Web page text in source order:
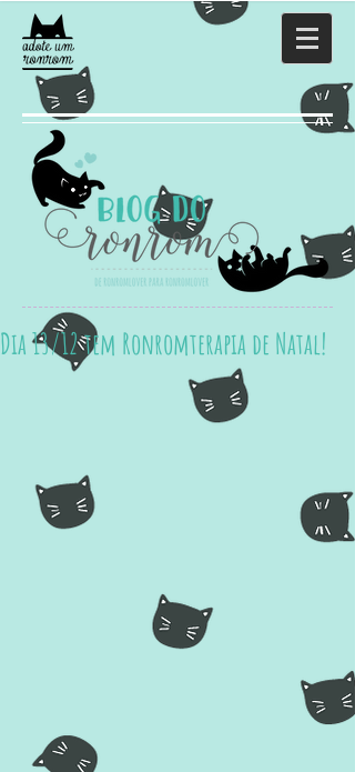
Dia 13/12 tem Ronromterapia de Natal!